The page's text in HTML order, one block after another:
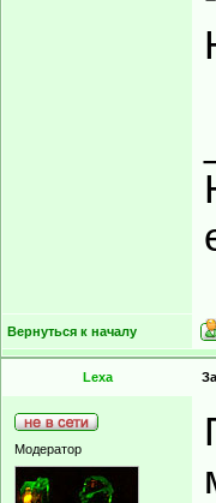
Вернуться к началу
Lexa
Модератор